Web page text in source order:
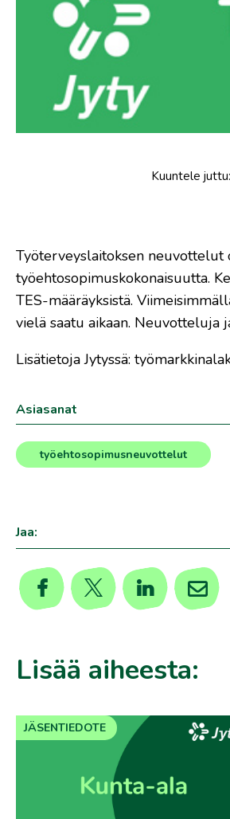
Kuuntele juttu:
​Työterveyslaitoksen
työehtosopimuskokonaisuutta.
TES-määräyksistä.
vielä saatu aikaan. Neuvotteluja
Lisätietoja Jytyssä:
Asiasanat
työehtosopimusneuvottelut
Jaa:
Lisää aiheesta:
JÄSENTIEDOTE